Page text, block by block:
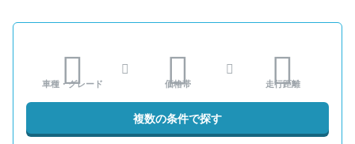
車種・グレード 価格帯 走行距離
複数の条件で探す